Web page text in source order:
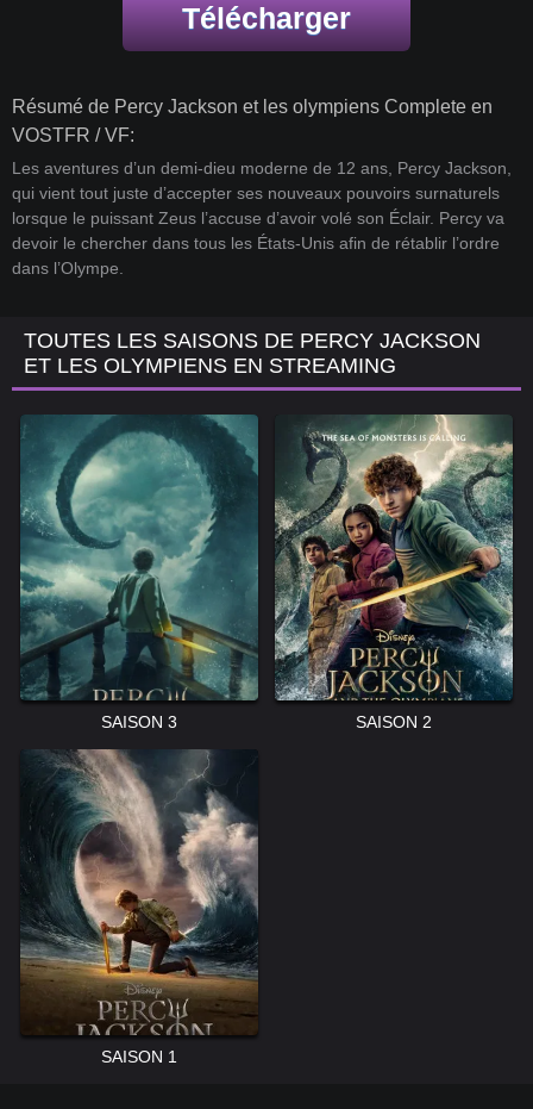
Télécharger
Résumé de Percy Jackson et les olympiens Complete en
VOSTFR / VF:
Les aventures d’un demi-dieu moderne de 12 ans, Percy Jackson,
qui vient tout juste d’accepter ses nouveaux pouvoirs surnaturels
lorsque le puissant Zeus l’accuse d’avoir volé son Éclair. Percy va
devoir le chercher dans tous les États-Unis afin de rétablir l’ordre
dans l’Olympe.
TOUTES LES SAISONS DE PERCY JACKSON
ET LES OLYMPIENS EN STREAMING
SAISON 3 SAISON 2
SAISON 1